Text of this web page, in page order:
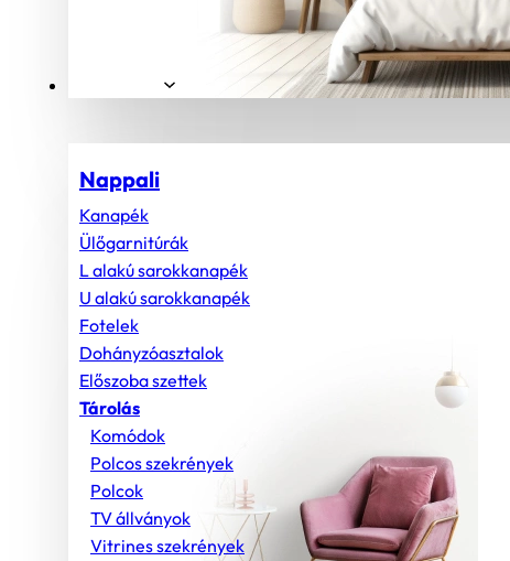
Nappali
Kanapék
Ülőgarnitúrák
L alakú sarokkanapék
U alakú sarokkanapék
Fotelek
Dohányzóasztalok
Előszoba szettek
Tárolás
Komódok
Polcos szekrények
Polcok
TV állványok
Vitrines szekrények